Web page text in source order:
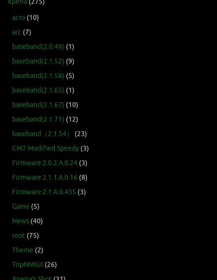
Xperia (275)
acro (10)
arc (7)
baseband(2.0.49) (1)
baseband(2.1.52) (9)
baseband(2.1.58) (5)
baseband(2.1.65) (1)
baseband(2.1.67) (10)
baseband(2.1.71) (12)
baseband（2.1.54）
(23)
CM7 Modified Speedy (3)
Firmware:2.0.2.A.0.24 (3)
Firmware:2.1.1.A.0.16 (8)
Firmware:2.1.A.0.435 (3)
Game (5)
News (40)
root (75)
Theme (2)
TripNMiUI (26)